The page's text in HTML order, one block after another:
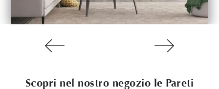
Scopri nel nostro negozio le Pareti